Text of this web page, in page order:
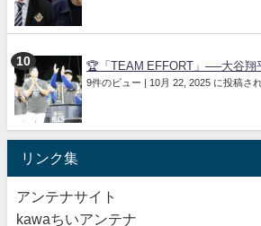
🏆「TEAM EFFORT」──大谷翔
9件のビュー 10月 22, 2025 に投稿さ
リンク集
アンテナサイト
kawaちいアンテナ